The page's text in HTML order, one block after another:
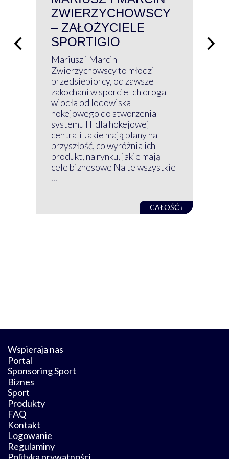
ZWIERZYCHOWSCY
– ZAŁOŻYCIELE
SPORTIGIO
Mariusz i Marcin
Zwierzychowscy to młodzi
przedsiębiorcy, od zawsze
zakochani w sporcie Ich droga
wiodła od lodowiska
hokejowego do stworzenia
systemu IT dla hokejowej
centrali Jakie mają plany na
przyszłość, co wyróżnia ich
produkt, na rynku, jakie mają
cele biznesowe Na te wszystkie
...
CAŁOŚĆ ›
Wspierają nas
Portal
Sponsoring Sport
Biznes
Sport
Produkty
FAQ
Kontakt
Logowanie
Regulaminy